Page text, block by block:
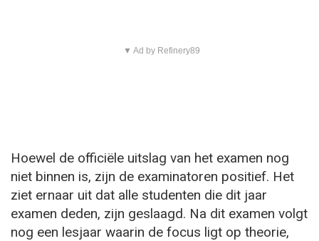
▼ Ad by Refinery89
Hoewel de officiële uitslag van het examen nog
niet binnen is, zijn de examinatoren positief. Het
ziet ernaar uit dat alle studenten die dit jaar
examen deden, zijn geslaagd. Na dit examen volgt
nog een lesjaar waarin de focus ligt op theorie,